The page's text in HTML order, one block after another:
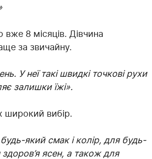
8 місяців. Дівчина
за звичайну.
У неї такі швидкі точкові рухи
залишки їжі».
широкий вибір.
який смак і колір, для будь-
ясен, а також для